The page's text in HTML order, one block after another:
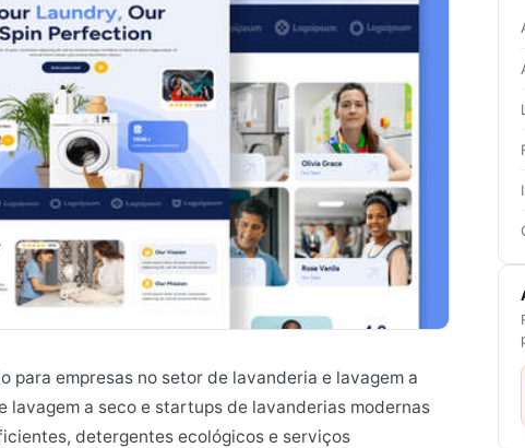
para empresas no setor de lavanderia e lavagem a
lavagem a seco e startups de lavanderias modernas
detergentes ecológicos e serviços